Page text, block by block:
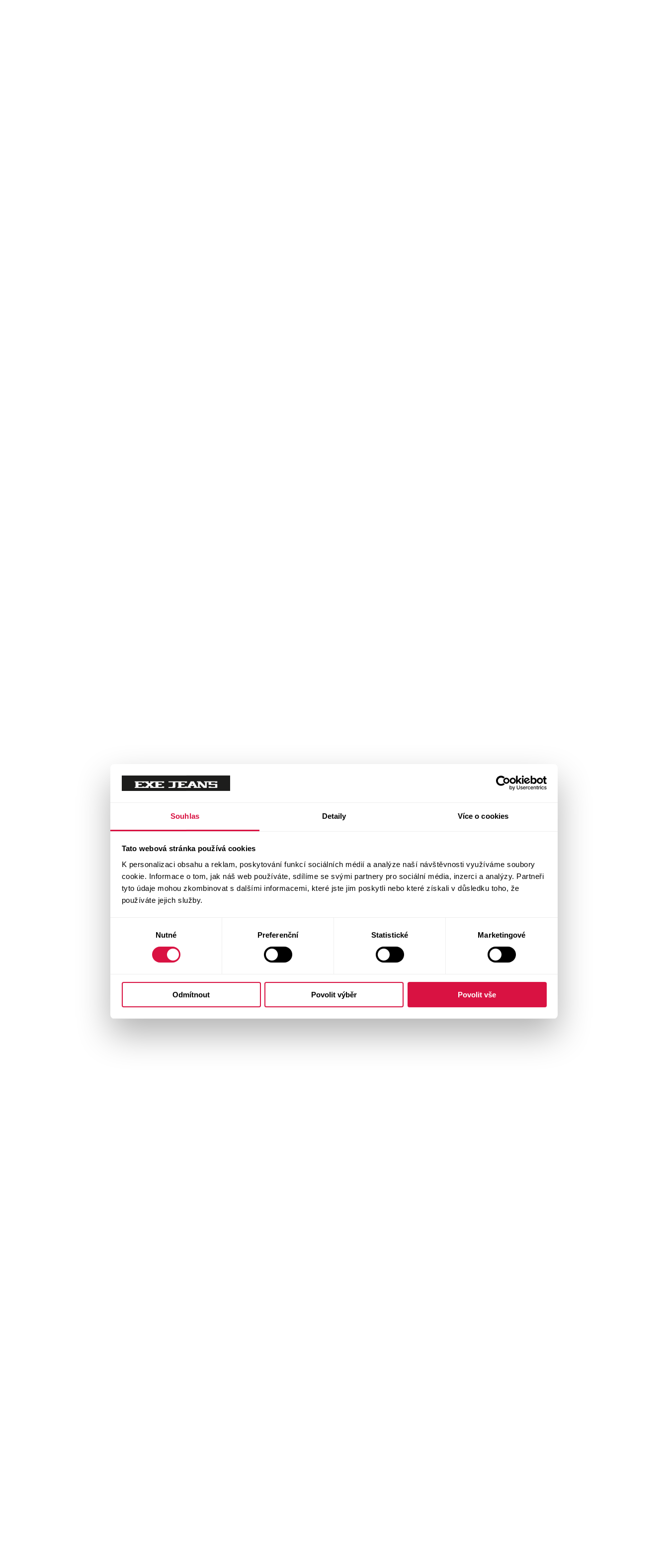
Souhlas Detaily Více o cookies
Tato webová stránka používá cookies
K personalizaci obsahu a reklam, poskytování funkcí sociálních médií a analýze naší návštěvnosti využíváme soubory
cookie. Informace o tom, jak náš web používáte, sdílíme se svými partnery pro sociální média, inzerci a analýzy. Partneři
tyto údaje mohou zkombinovat s dalšími informacemi, které jste jim poskytli nebo které získali v důsledku toho, že
používáte jejich služby.
Nutné Preferenční Statistické Marketingové
Odmítnout Povolit výběr Povolit vše